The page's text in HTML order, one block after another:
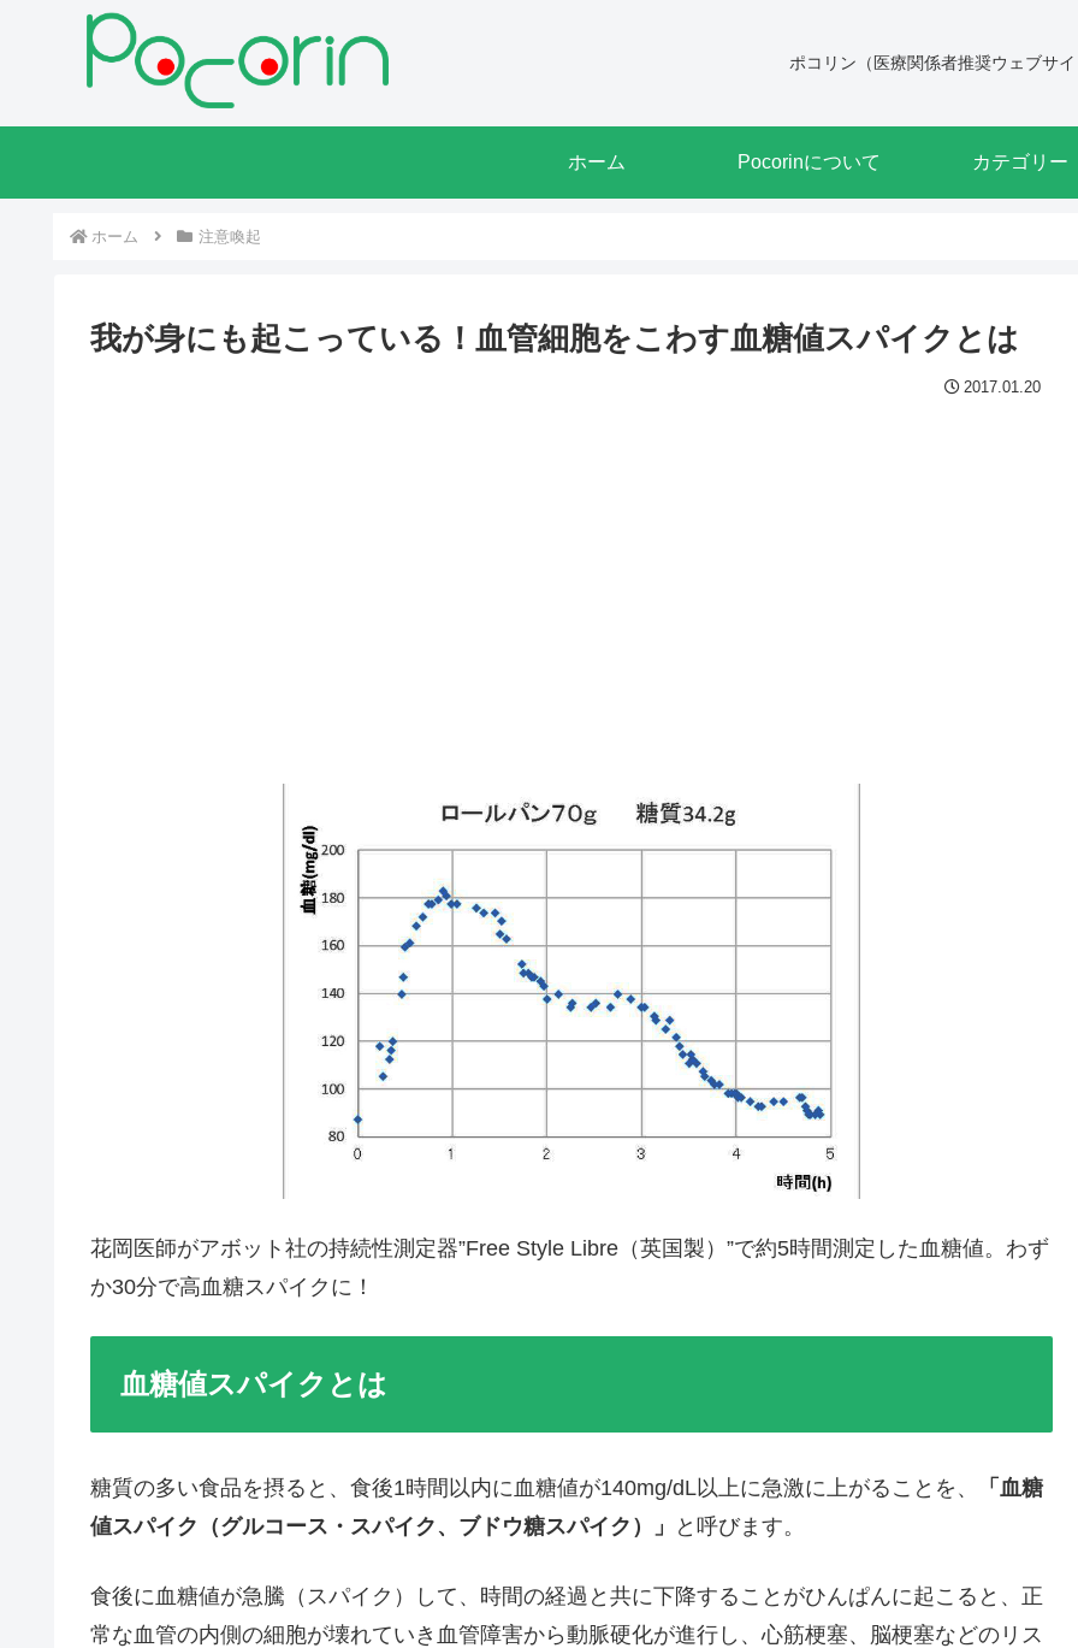
ポコリン（医療関係者推奨ウェブサ
ホーム Pocorinについて カテゴリー
ホーム 注意喚起
我が身にも起こっている！血管細胞をこわす血糖値スパイクとは
2017.01.20
花岡医師がアボット社の持続性測定器”Free Style Libre（英国製）”で約5時間測定した血糖値。わず
か30分で高血糖スパイクに！
血糖値スパイクとは
糖質の多い食品を摂ると、食後1時間以内に血糖値が140mg/dL以上に急激に上がることを、
「血糖
値スパイク（グルコース・スパイク、ブドウ糖スパイク）」
と呼びます。
食後に血糖値が急騰（スパイク）して、時間の経過と共に下降することがひんぱんに起こると、正
常な血管の内側の細胞が壊れていき血管障害から動脈硬化が進行し、心筋梗塞、脳梗塞などのリス